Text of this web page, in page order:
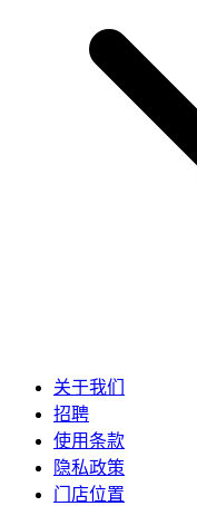
关于我们
招聘
使用条款
隐私政策
门店位置